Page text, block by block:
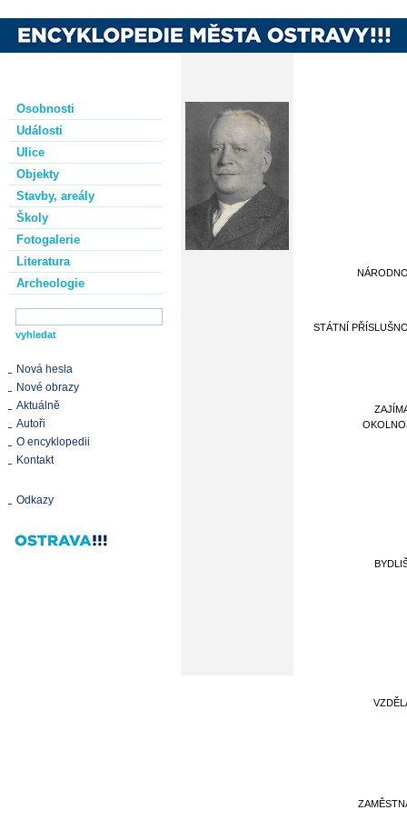
Osobnosti
Události
Ulice
Objekty
Stavby, areály
Školy
Fotogalerie
Literatura
Archeologie
Nová hesla
Nové obrazy
Aktuálně
Autoři
O encyklopedii
Kontakt
Odkazy
STÁTNÍ